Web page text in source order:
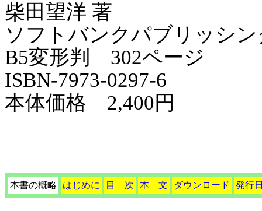
柴田望洋 著
ソフトバンクパブリッシン
B5変形判 302ページ
ISBN-7973-0297-6
本体価格 2,400円
本書の概略 はじめに 目 次 本 文 ダウンロード 発行